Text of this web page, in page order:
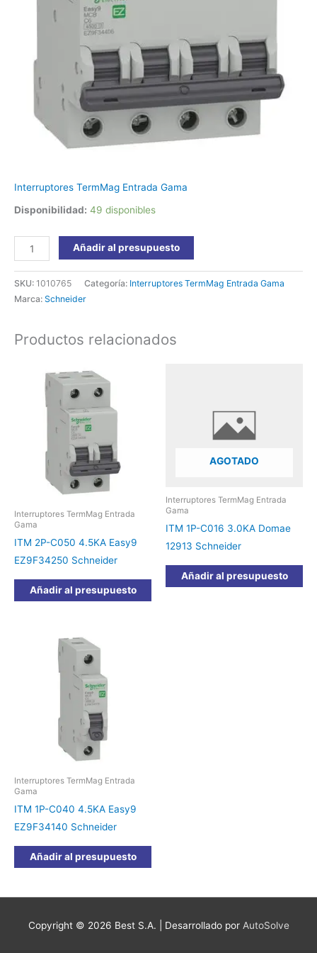
Interruptores TermMag Entrada Gama
Disponibilidad: 49 disponibles
Añadir al presupuesto
SKU: 1010765 Categoría: Interruptores TermMag Entrada Gama
Marca: Schneider
Productos relacionados
Interruptores TermMag Entrada
Gama
ITM 2P-C050 4.5KA Easy9
EZ9F34250 Schneider
Añadir al presupuesto
AGOTADO
Interruptores TermMag Entrada
Gama
ITM 1P-C016 3.0KA Domae
12913 Schneider
Añadir al presupuesto
Interruptores TermMag Entrada
Gama
ITM 1P-C040 4.5KA Easy9
EZ9F34140 Schneider
Añadir al presupuesto
Copyright © 2026 Best S.A. | Desarrollado por AutoSolve